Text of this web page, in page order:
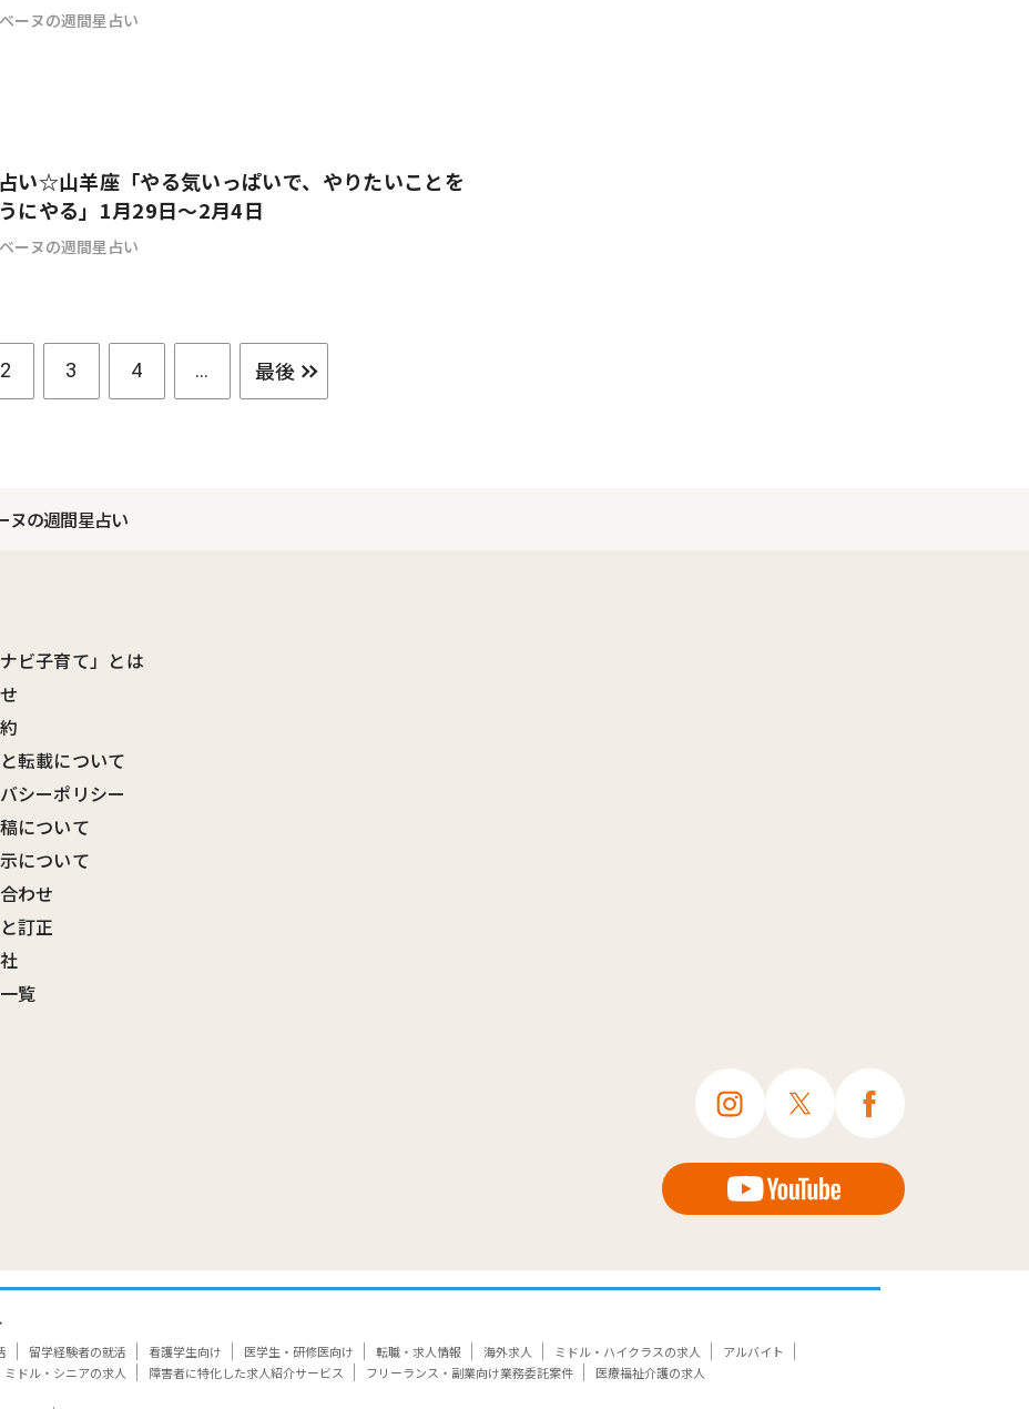
ーヌの週間星占い
い☆山羊座「やる気いっぱいで、やりたいことを
にやる」1月29日～2月4日
ーヌの週間星占い
2 3 4 ... 最後
ヌの週間星占い
ナビ子育て」とは
転載について
シーポリシー
について
について
わせ
訂正
覧
留学経験者の就活 看護学生向け 医学生・研修医向け 転職・求人情報 海外求人 ミドル・ハイクラスの求人
アルバイト
ミドル・シニアの求人 障害者に特化した求人紹介サービス フリーランス・副業向け業務委託案件 医療福祉介護の求人